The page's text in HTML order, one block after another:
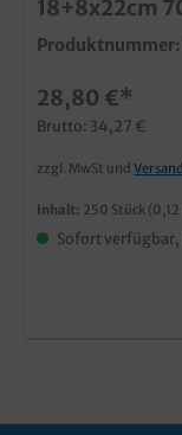
18+8x22cm
Farben zur
Produktnummer:
28,80 €*
Brutto: 34,27 €
zzgl. MwSt und
Inhalt: 250 Stück
Sofort verfügbar,